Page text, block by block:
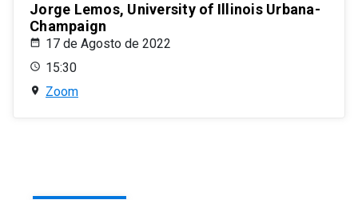
Jorge Lemos, University of Illinois Urbana-
Champaign
17 de Agosto de 2022
15:30
Zoom